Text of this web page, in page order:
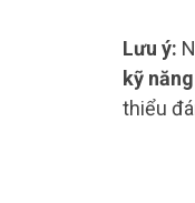
Lưu ý:
kỹ
thiểu